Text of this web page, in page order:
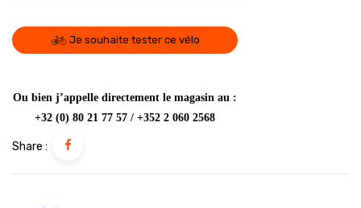
Je souhaite tester ce vélo
Ou bien j’appelle directement le magasin au :
+32 (0) 80 21 77 57 / +352 2 060 2568
Share :